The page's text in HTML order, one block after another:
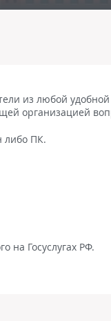
из любой
организацией
либо ПК.
на Госуслугах РФ.